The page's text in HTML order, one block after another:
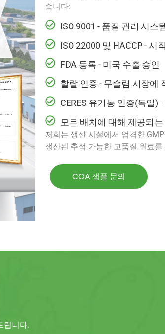
습니다:
ISO 9001 - 품질 관리 시스
ISO 22000 및 HACCP - 시
FDA 등록 - 미국 수출 승인
할랄 인증 - 무슬림 시장에
CERES 유기농 인증(독일)
모든 배치에 대해 제공되
저희는 생산 시설에서 엄격한
생산된 추적 가능한 고품질 원료를
COA 샘플 문의
립니다.